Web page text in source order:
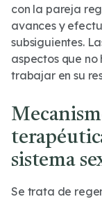
con la pareja
avances y
subsiguientes.
aspectos que
trabajar en su
sistema
Se trata de